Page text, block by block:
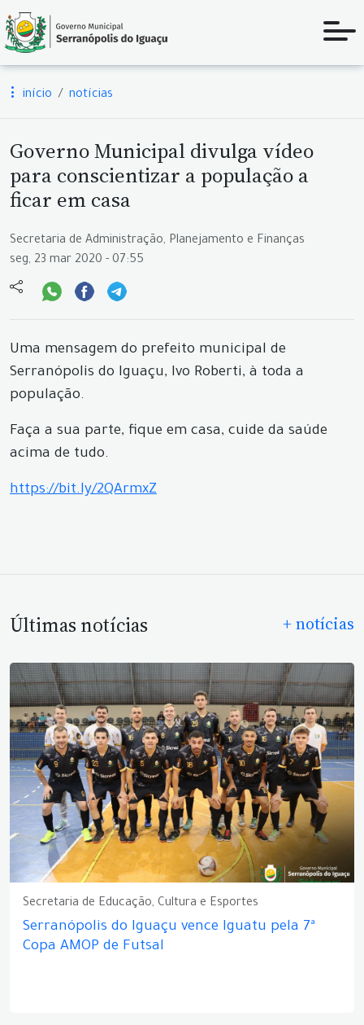
início notícias
Governo Municipal divulga vídeo
para conscientizar a população a
ficar em casa
Secretaria de Administração, Planejamento e Finanças
seg, 23 mar 2020 - 07:55
Uma mensagem do prefeito municipal de
Serranópolis do Iguaçu, Ivo Roberti, à toda a
população.
Faça a sua parte, fique em casa, cuide da saúde
acima de tudo.
https://bit.ly/2QArmxZ
Últimas notícias + notícias
Secretaria de Educação, Cultura e Esportes
Serranópolis do Iguaçu vence Iguatu pela 7ª
Copa AMOP de Futsal